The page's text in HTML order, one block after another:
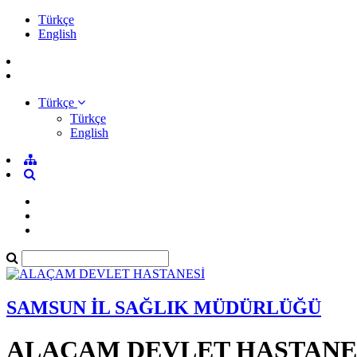
Türkçe
English
Türkçe
Türkçe
English
SAMSUN İL SAĞLIK MÜDÜRLÜĞÜ
ALAÇAM DEVLET